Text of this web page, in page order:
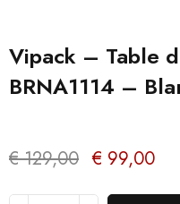
Vipack – Table
BRNA1114 –
€129,00 € 99,00